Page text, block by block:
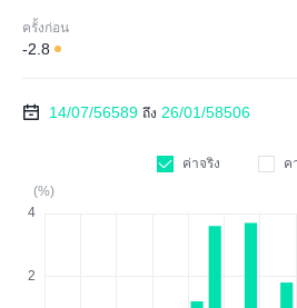
ครั้งก่อน
-2.8
14/07/56589 ถึง 26/01/58506
ค่าจริง
ค
(%)